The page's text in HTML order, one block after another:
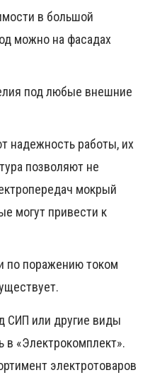
в большой
можно на фасадах
под любые внешние
надежность работы, их
позволяют не
мокрый
могут привести к
по поражению током
СИП или другие виды
в «Электрокомплект».
электротоваров